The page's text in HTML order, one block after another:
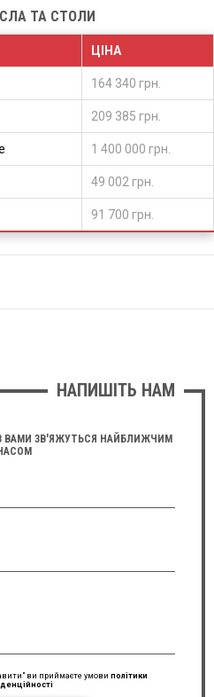
ТА СТОЛИ
ЦІНА
164 340 грн.
209 385 грн.
1 400 000 грн.
49 002 грн.
91 700 грн.
НАПИШІТЬ НАМ
ВАМИ ЗВ'ЯЖУТЬСЯ НАЙБЛИЖЧИМ
ви приймаєте умови політики